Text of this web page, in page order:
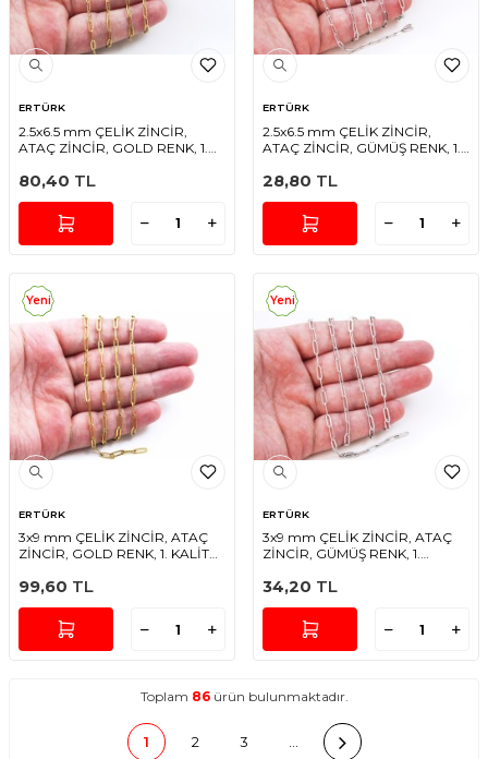
ERTÜRK
2.5x6.5 mm ÇELİK ZİNCİR,
ATAÇ ZİNCİR, GOLD RENK, 1.
80,40 TL
ERTÜRK
2.5x6.5 mm ÇELİK ZİNCİR,
ATAÇ ZİNCİR, GÜMÜŞ RENK, 1.
28,80 TL
Yeni
ERTÜRK
3x9 mm ÇELİK ZİNCİR, ATAÇ
ZİNCİR, GOLD RENK, 1. KALİTE
99,60 TL
Yeni
ERTÜRK
3x9 mm ÇELİK ZİNCİR, ATAÇ
ZİNCİR, GÜMÜŞ RENK, 1.
34,20 TL
Toplam 86ürün bulunmaktadır.
1 2 3